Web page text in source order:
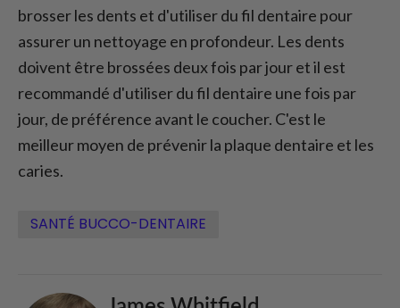
brosser les dents et d'utiliser du fil dentaire pour
assurer un nettoyage en profondeur. Les dents
doivent être brossées deux fois par jour et il est
recommandé d'utiliser du fil dentaire une fois par
jour, de préférence avant le coucher. C'est le
meilleur moyen de prévenir la plaque dentaire et les
caries.
SANTÉ BUCCO-DENTAIRE